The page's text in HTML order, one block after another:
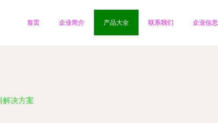
首页 企业简介 产品大全 联系我们 企业信息
解决方案